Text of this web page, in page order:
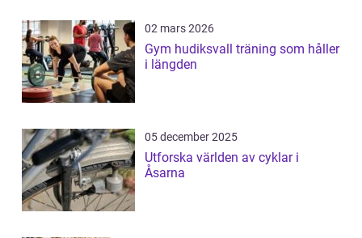
02 mars 2026
Gym hudiksvall träning som håller
i längden
05 december 2025
Utforska världen av cyklar i
Åsarna